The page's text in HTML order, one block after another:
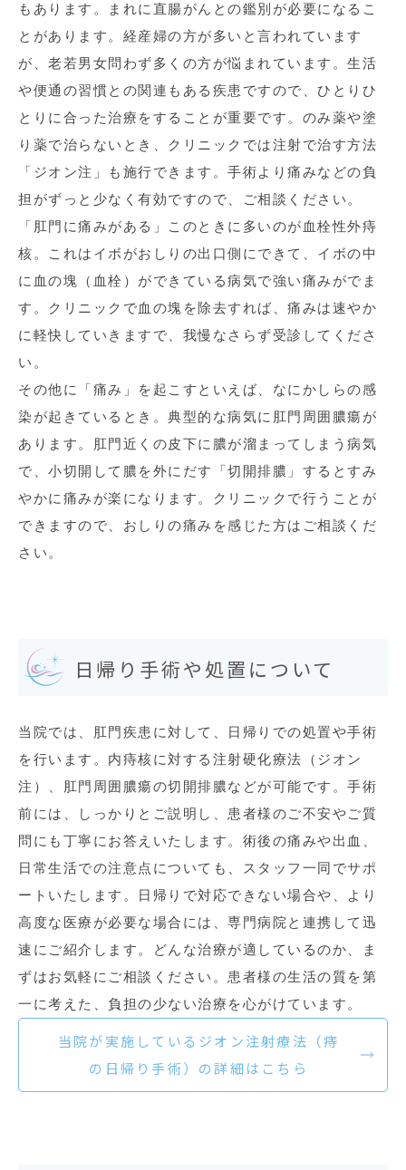
もあります。まれに直腸がんとの鑑別が必要になるこ
とがあります。経産婦の方が多いと言われています
が、老若男女問わず多くの方が悩まれています。生活
や便通の習慣との関連もある疾患ですので、ひとりひ
とりに合った治療をすることが重要です。のみ薬や塗
り薬で治らないとき、クリニックでは注射で治す方法
「ジオン注」も施行できます。手術より痛みなどの負
担がずっと少なく有効ですので、ご相談ください。
「肛門に痛みがある」このときに多いのが血栓性外痔
核。これはイボがおしりの出口側にできて、イボの中
に血の塊（血栓）ができている病気で強い痛みがでま
す。クリニックで血の塊を除去すれば、痛みは速やか
に軽快していきますで、我慢なさらず受診してくださ
い。
その他に「痛み」を起こすといえば、なにかしらの感
染が起きているとき。典型的な病気に肛門周囲膿瘍が
あります。肛門近くの皮下に膿が溜まってしまう病気
で、小切開して膿を外にだす「切開排膿」するとすみ
やかに痛みが楽になります。クリニックで行うことが
できますので、おしりの痛みを感じた方はご相談くだ
さい。
日帰り手術や処置について
当院では、肛門疾患に対して、日帰りでの処置や手術
を行います。内痔核に対する注射硬化療法（ジオン
注）、肛門周囲膿瘍の切開排膿などが可能です。手術
前には、しっかりとご説明し、患者様のご不安やご質
問にも丁寧にお答えいたします。術後の痛みや出血、
日常生活での注意点についても、スタッフ一同でサポ
ートいたします。日帰りで対応できない場合や、より
高度な医療が必要な場合には、専門病院と連携して迅
速にご紹介します。どんな治療が適しているのか、ま
ずはお気軽にご相談ください。患者様の生活の質を第
一に考えた、負担の少ない治療を心がけています。
当院が実施しているジオン注射療法（痔
の日帰り手術）の詳細はこちら